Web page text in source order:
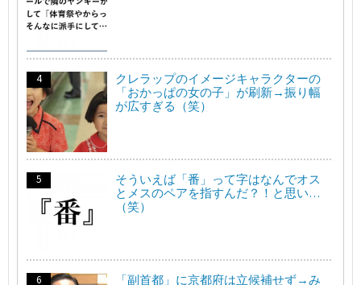
クレラップのイメージキャラクターの
「おかっぱの女の子」が刷新→振り幅
が広すぎる（笑）
そういえば「番」って字はなんでオス
とメスのペアを指すんだ？！と思い…
（笑）
「副首都」に京都府は立候補せず→み